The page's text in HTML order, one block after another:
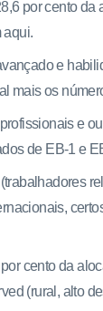
por cento
aqui.
e
mais os
e
de EB-1 e
cento da
(rural, alto